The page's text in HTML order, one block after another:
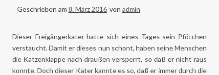
Geschrieben am 8. März 2016 von admin
Dieser Freigängerkater hatte sich eines Tages sein Pfötchen
verstaucht. Damit er dieses nun schont, haben seine Menschen
die Katzenklappe nach draußen versperrt, so daß er nicht raus
konnte. Doch dieser Kater kannte es so, daß er immer durch die